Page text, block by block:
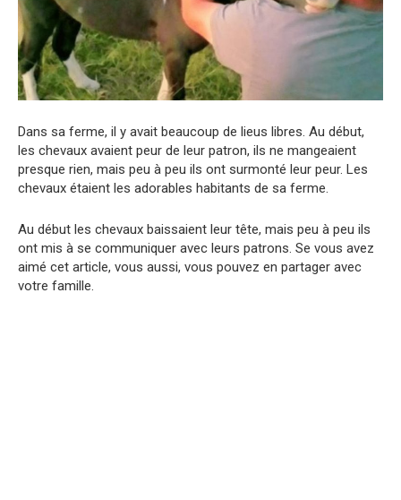
Dans sa ferme, il y avait beaucoup de lieus libres. Au début,
les chevaux avaient peur de leur patron, ils ne mangeaient
presque rien, mais peu à peu ils ont surmonté leur peur. Les
chevaux étaient les adorables habitants de sa ferme.
Au début les chevaux baissaient leur tête, mais peu à peu ils
ont mis à se communiquer avec leurs patrons. Se vous avez
aimé cet article, vous aussi, vous pouvez en partager avec
votre famille.